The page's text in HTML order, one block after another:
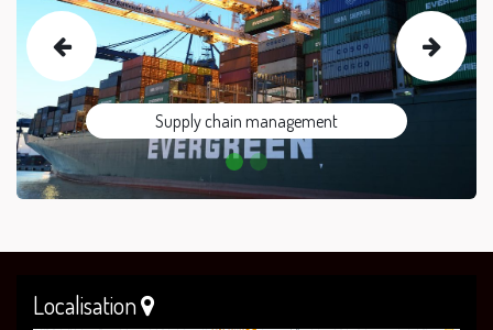
Supply chain management
Previous Next
Localisation